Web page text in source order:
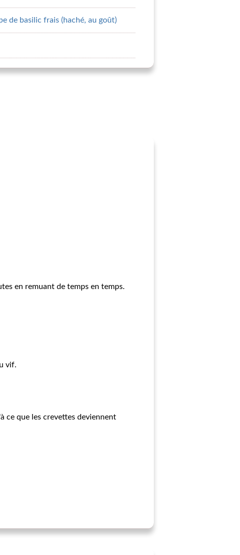
de basilic frais (haché, au goût)
en remuant de temps en temps.
vif.
ce que les crevettes deviennent